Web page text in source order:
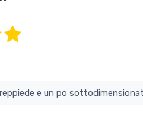
il treppiede e un po